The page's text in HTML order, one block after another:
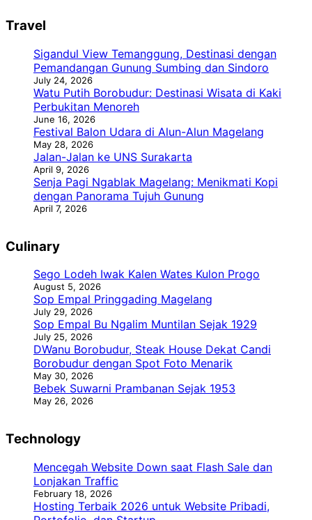
Travel
Sigandul View Temanggung, Destinasi dengan
Pemandangan Gunung Sumbing dan Sindoro
July 24, 2026
Watu Putih Borobudur: Destinasi Wisata di Kaki
Perbukitan Menoreh
June 16, 2026
Festival Balon Udara di Alun-Alun Magelang
May 28, 2026
Jalan-Jalan ke UNS Surakarta
April 9, 2026
Senja Pagi Ngablak Magelang: Menikmati Kopi
dengan Panorama Tujuh Gunung
April 7, 2026
Culinary
Sego Lodeh Iwak Kalen Wates Kulon Progo
August 5, 2026
Sop Empal Pringgading Magelang
July 29, 2026
Sop Empal Bu Ngalim Muntilan Sejak 1929
July 25, 2026
DWanu Borobudur, Steak House Dekat Candi
Borobudur dengan Spot Foto Menarik
May 30, 2026
Bebek Suwarni Prambanan Sejak 1953
May 26, 2026
Technology
Mencegah Website Down saat Flash Sale dan
Lonjakan Traffic
February 18, 2026
Hosting Terbaik 2026 untuk Website Pribadi,